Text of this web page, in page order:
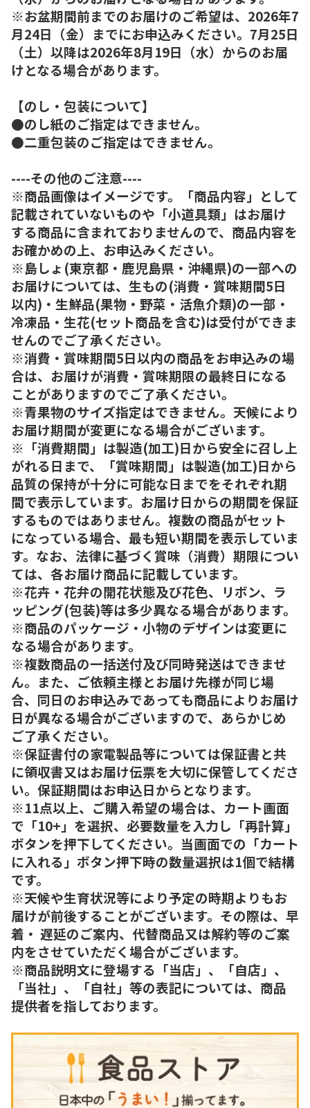
※お盆期間前までのお届けのご希望は、2026年7
月24日（金）までにお申込みください。7月25日
（土）以降は2026年8月19日（水）からのお届
けとなる場合があります。
【のし・包装について】
●のし紙のご指定はできません。
●二重包装のご指定はできません。
----その他のご注意----
※商品画像はイメージです。「商品内容」として
記載されていないものや「小道具類」はお届け
する商品に含まれておりませんので、商品内容を
お確かめの上、お申込みください。
※島しょ(東京都・鹿児島県・沖縄県)の一部への
お届けについては、生もの(消費・賞味期間5日
以内)・生鮮品(果物・野菜・活魚介類)の一部・
冷凍品・生花(セット商品を含む)は受付ができま
せんのでご了承ください。
※消費・賞味期間5日以内の商品をお申込みの場
合は、お届けが消費・賞味期限の最終日になる
ことがありますのでご了承ください。
※青果物のサイズ指定はできません。天候により
お届け期間が変更になる場合がございます。
※「消費期間」は製造(加工)日から安全に召し上
がれる日まで、「賞味期間」は製造(加工)日から
品質の保持が十分に可能な日までをそれぞれ期
間で表示しています。お届け日からの期間を保証
するものではありません。複数の商品がセット
になっている場合、最も短い期間を表示していま
す。なお、法律に基づく賞味（消費）期限につい
ては、各お届け商品に記載しています。
※花卉・花弁の開花状態及び花色、リボン、ラ
ッピング(包装)等は多少異なる場合があります。
※商品のパッケージ・小物のデザインは変更に
なる場合があります。
※複数商品の一括送付及び同時発送はできませ
ん。また、ご依頼主様とお届け先様が同じ場
合、同日のお申込みであっても商品によりお届け
日が異なる場合がございますので、あらかじめ
ご了承ください。
※保証書付の家電製品等については保証書と共
に領収書又はお届け伝票を大切に保管してくださ
い。保証期間はお申込日からとなります。
※11点以上、ご購入希望の場合は、カート画面
で「10+」を選択、必要数量を入力し「再計算」
ボタンを押下してください。当画面での「カート
に入れる」ボタン押下時の数量選択は1個で結構
です。
※天候や生育状況等により予定の時期よりもお
届けが前後することがございます。その際は、早
着・ 遅延のご案内、代替商品又は解約等のご案
内をさせていただく場合がございます。
※商品説明文に登場する「当店」、「自店」、
「当社」、「自社」等の表記については、商品
提供者を指しております。